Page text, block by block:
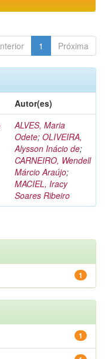
1 Próxima
Autor(es)
ALVES, Maria
Odete; OLIVEIRA,
Alysson Inácio de;
CARNEIRO, Wendell
Márcio Araújo;
MACIEL, Iracy
Soares Ribeiro
1
1